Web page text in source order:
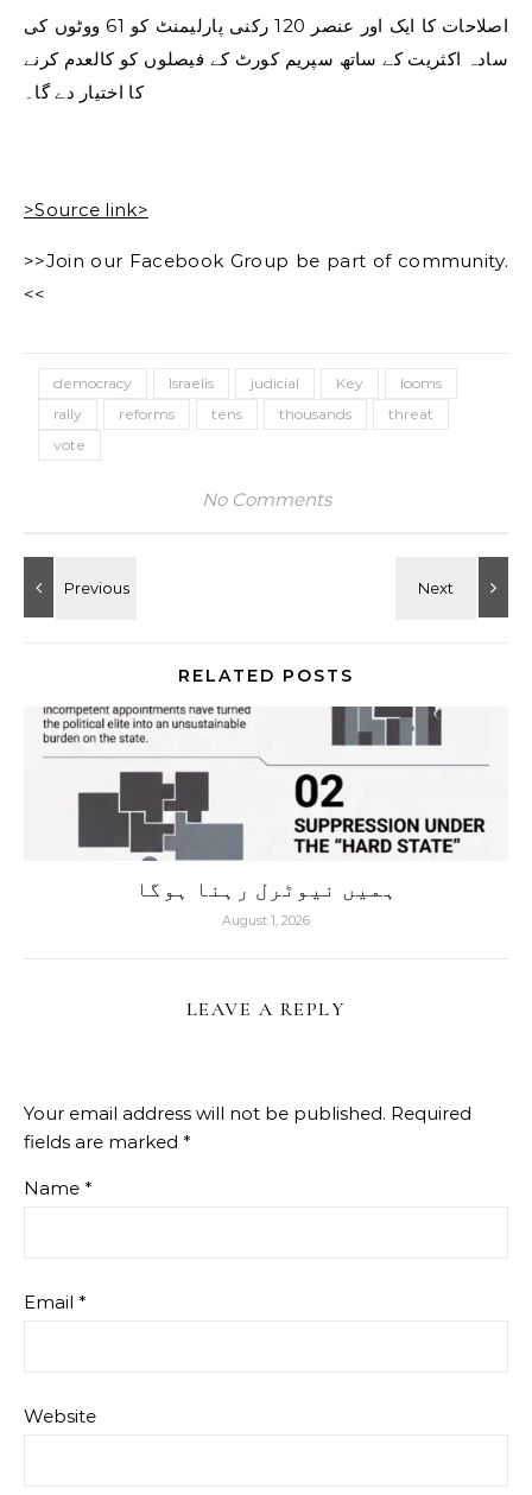
اصلاحات کا ایک اور عنصر 120 رکنی پارلیمنٹ کو 61 ووٹوں کی
سادہ اکثریت کے ساتھ سپریم کورٹ کے فیصلوں کو کالعدم کرنے
کا اختیار دے گا۔
>Source link>
>>Join our Facebook Group be part of community.
<<
democracy Israelis judicial Key
looms
rally
reforms tens thousands
threat
vote
No Comments
RELATED POSTS
ہمیں نیوٹرل رہنا ہوگا
August 1, 2026
LEAVE A REPLY
Your email address will not be published. Required
fields are marked *
Name *
Email *
Website